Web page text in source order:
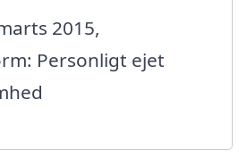
2015,
Personligt ejet